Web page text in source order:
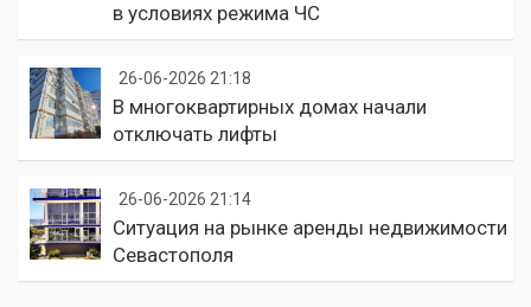
в условиях режима ЧС
26-06-2026 21:18
В многоквартирных домах начали
отключать лифты
26-06-2026 21:14
Ситуация на рынке аренды недвижимости
Севастополя